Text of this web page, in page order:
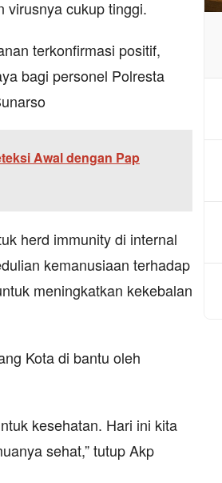
virusnya cukup tinggi.
terkonfirmasi positif,
bagi personel Polresta
Awal dengan Pap
herd immunity di internal
kemanusiaan terhadap
meningkatkan kekebalan
Kota di bantu oleh
kesehatan. Hari ini kita
sehat,” tutup Akp